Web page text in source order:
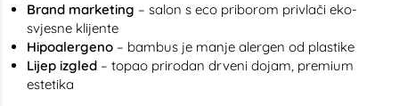
Brand marketing – salon s eco priborom privlači eko-
svjesne klijente
Hipoalergeno – bambus je manje alergen od plastike
Lijep izgled – topao prirodan drveni dojam, premium
estetika